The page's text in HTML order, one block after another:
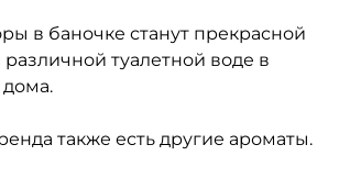
в баночке станут прекрасной
различной туалетной воде в
также есть другие ароматы.